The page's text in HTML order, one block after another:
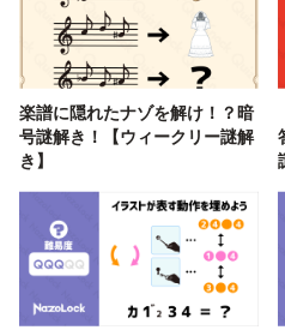
楽譜に隠れたナゾを解け！？暗
号謎解き！【ウィークリー謎解
き】